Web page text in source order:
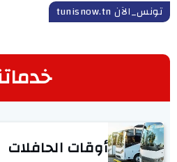
تونس_الآن tunisnow.tn
أوقات الحافلات